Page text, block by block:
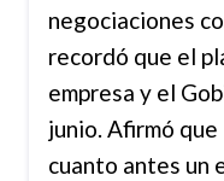
negociaciones
recordó que el
empresa y el
junio. Afirmó
cuanto antes un